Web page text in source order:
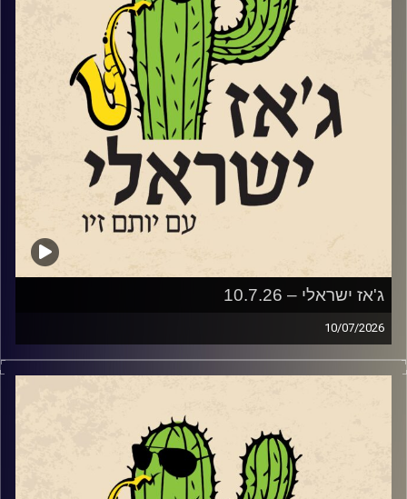
https://www.goshow.co.il/show/21434/55586
יתקיים במועדון הג'ז "אממה" בתל אביב ב – 29.7.
שוחחנו עם אייל על הלימודים בברקלי והחיים בניו יורק וגם על
שירה נגינה ומה שביניהן.
קרדיט תמונות: רותם בר-אילן
ג'אז ישראלי – 10.7.26
10/07/2026
השבוע בג'ז ישראלי
שהחלה ב – 2.6 ותסתיים ב – 8.9. שוחחנו עם שתיים
מהמוזיקאיות שיופיעו בסדרה.
עידית מינצר שתופיע ב 14.7
עם החמישייה בהובלתה שהופיעה לראשונה בפסטיבל הג'ז